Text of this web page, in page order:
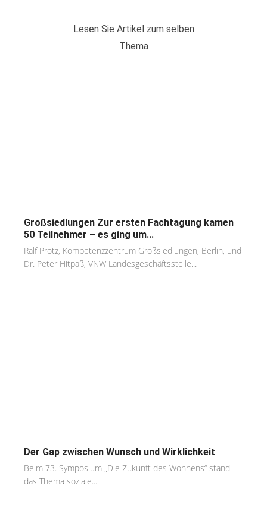
Lesen Sie Artikel zum selben
Thema
Großsiedlungen Zur ersten Fachtagung kamen
50 Teilnehmer – es ging um...
Ralf Protz, Kompetenzzentrum Großsiedlungen, Berlin, und
Dr. Peter Hitpaß, VNW Landesgeschäftsstelle...
Der Gap zwischen Wunsch und Wirklichkeit
Beim 73. Symposium „Die Zukunft des Wohnens“ stand
das Thema soziale...